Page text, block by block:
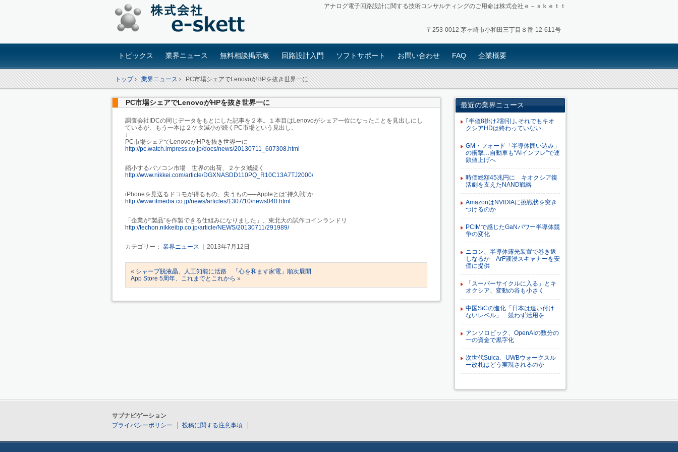
アナログ電子回路設計に関する技術コンサルティングのご用命は株式会社ｅ－ｓｋｅｔｔ
〒253-0012 茅ヶ崎市小和田三丁目８番-12-611号
トピックス 業界ニュース 無料相談掲示板 回路設計入門 ソフトサポート お問い合わせ FAQ 企業概要
トップ› 業界ニュース› PC市場シェアでLenovoがHPを抜き世界一に
PC市場シェアでLenovoがHPを抜き世界一に
調査会社IDCの同じデータをもとにした記事を２本。１本目はLenovoがシェア一位になったことを見出しにし
ているが、もう一本は２ケタ減小が続くPC市場という見出し。
↓
PC市場シェアでLenovoがHPを抜き世界一に
http://pc.watch.impress.co.jp/docs/news/20130711_607308.html
縮小するパソコン市場 世界の出荷、２ケタ減続く
http://www.nikkei.com/article/DGXNASDD110PQ_R10C13A7TJ2000/
iPhoneを見送るドコモが得るもの、失うもの──Appleとは“持久戦”か
http://www.itmedia.co.jp/news/articles/1307/10/news040.html
「企業が“製品”を作製できる仕組みになりました」、東北大の試作コインランドリ
http://techon.nikkeibp.co.jp/article/NEWS/20130711/291989/
カテゴリー： 業界ニュース ｜2013年7月12日
« シャープ脱液晶、人工知能に活路 「心を和ます家電」順次展開
App Store 5周年、これまでとこれから »
最近の業界ニュース
｢半値8掛け2割引｣､それでもキオ
クシアHDは終わっていない
GM・フォード「半導体囲い込み」
の衝撃…自動車も“AIインフレ”で連
鎖値上げへ
時価総額45兆円に キオクシア復
活劇を支えたNAND戦略
AmazonはNVIDIAに挑戦状を突き
つけるのか
PCIMで感じたGaNパワー半導体競
争の変化
ニコン、半導体露光装置で巻き返
しなるか ArF液浸スキャナーを安
価に提供
「スーパーサイクルに入る」とキ
オクシア、変動の谷も小さく
中国SiCの進化「日本は追い付け
ないレベル」 競わず活用を
アンソロピック、OpenAIの数分の
一の資金で黒字化
次世代Suica、UWBウォークスル
ー改札はどう実現されるのか
サブナビゲーション
プライバシーポリシー
投稿に関する注意事項